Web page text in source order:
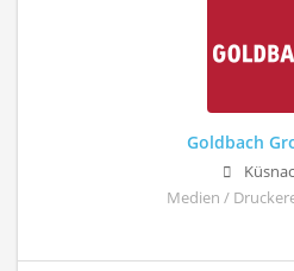
Goldbach
Medien /